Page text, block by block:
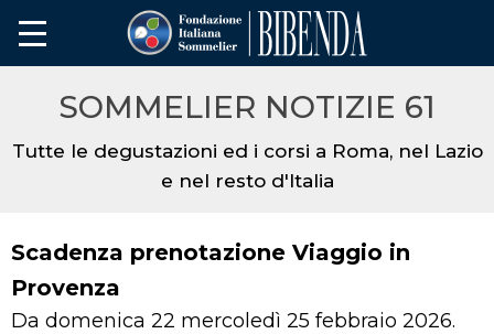
SOMMELIER NOTIZIE 61
Tutte le degustazioni ed i corsi a Roma, nel Lazio
e nel resto d'Italia
Scadenza prenotazione Viaggio in
Provenza
Da domenica 22 mercoledì 25 febbraio 2026.